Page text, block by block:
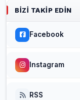
BIZI TAKIP EDIN
Facebook
Instagram
RSS